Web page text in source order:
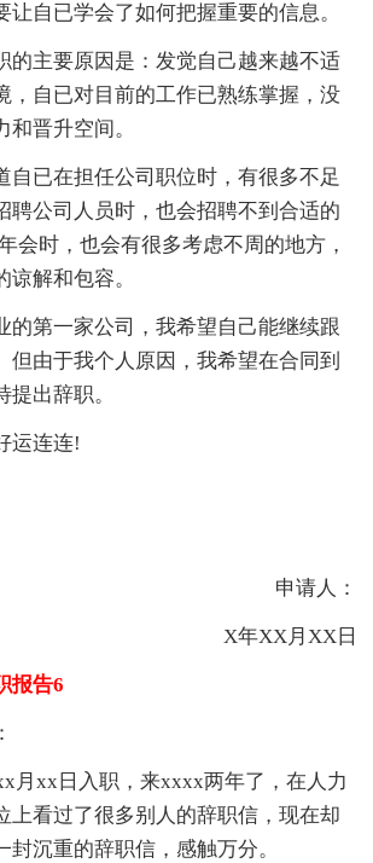
让自已学会了如何把握重要的信息。
的主要原因是：发觉自己越来越不适
，自已对目前的工作已熟练掌握，没
晋升空间。
自已在担任公司职位时，有很多不足
聘公司人员时，也会招聘不到合适的
会时，也会有很多考虑不周的地方，
解和包容。
的第一家公司，我希望自己能继续跟
但由于我个人原因，我希望在合同到
出辞职。
运连连!
申请人：
X年XX月XX日
报告6
月xx日入职，来xxxx两年了，在人力
上看过了很多别人的辞职信，现在却
封沉重的辞职信，感触万分。